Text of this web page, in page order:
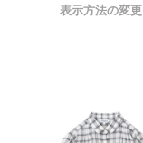
表示方法の変更